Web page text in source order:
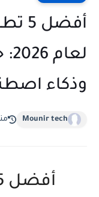
وذكاء
Mounir tech